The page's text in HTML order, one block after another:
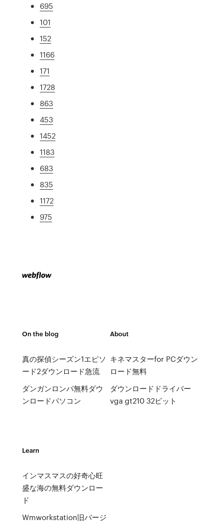
695
101
152
1166
171
1728
863
453
1452
1183
683
835
1172
975
On the blog
真の探偵シーズン1エピソ
ード2ダウンロード急流
ダンガンロンパ無料ダウ
ンロードパソコン
About
キネマスターfor PCダウン
ロード無料
ダウンロードドライバー
vga gt210 32ビット
Learn
インマスマスの好奇心旺
盛な海の無料ダウンロー
ド
Wmworkstation旧バージ